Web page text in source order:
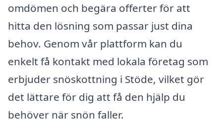
omdömen och begära offerter för att
hitta den lösning som passar just dina
behov. Genom vår plattform kan du
enkelt få kontakt med lokala företag som
erbjuder snöskottning i Stöde, vilket gör
det lättare för dig att få den hjälp du
behöver när snön faller.